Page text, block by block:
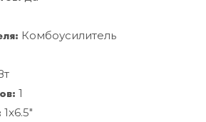
Комбоусилитель
1
1x6.5"